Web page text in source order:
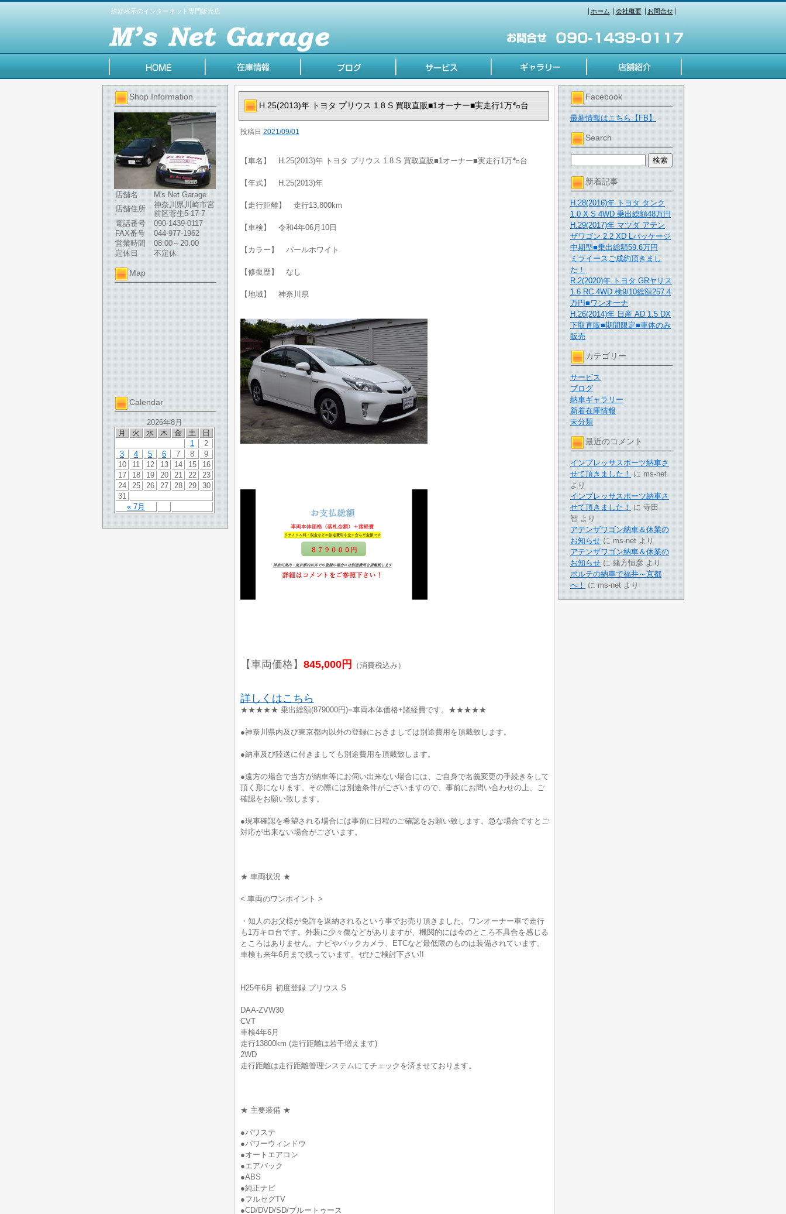
総額表示のインターネット専門販売店 ホーム 会社概要 お問合せ
Shop Information
店舗名
M's Net Garage
店舗住所
神奈川県川崎市宮
前区菅生5-17-7
電話番号
090-1439-0117
FAX番号
044-977-1962
営業時間
08:00～20:00
定休日
不定休
Map
Calendar
2026年8月
月
火 水 木 金 土 日
« 7月
1
2
3
4 5 6 7 8
9
10
11 12 13 14 15
16
17
18 19 20 21 22
23
24
25 26 27 28 29
30
31
Facebook
最新情報はこちら【FB】
Search
新着記事
H.28(2016)年 トヨタ タンク
1.0 X S 4WD 乗出総額48万円
H.29(2017)年 マツダ アテン
ザワゴン 2.2 XD Lパッケージ
中期型■乗出総額59.6万円
ミライースご成約頂きまし
た！
R.2(2020)年 トヨタ GRヤリス
1.6 RC 4WD 検9/10総額257.4
万円■ワンオーナ
H.26(2014)年 日産 AD 1.5 DX
下取直販■期間限定■車体のみ
販売
カテゴリー
サービス
ブログ
納車ギャラリー
新着在庫情報
未分類
最近のコメント
インプレッサスポーツ納車さ
せて頂きました！
に ms-net
より
インプレッサスポーツ納車さ
せて頂きました！
に 寺田
智 より
アテンザワゴン納車＆休業の
お知らせ に ms-net より
アテンザワゴン納車＆休業の
お知らせ に 緒方恒彦 より
ポルテの納車で福井～京都
へ！
に ms-net より
H.25(2013)年 トヨタ プリウス 1.8 S 買取直販■1オーナー■実走行1万㌔台
投稿日 2021/09/01
【車名】 H.25(2013)年 トヨタ プリウス 1.8 S 買取直販■1オーナー■実走行1万㌔台
【年式】 H.25(2013)年
【走行距離】 走行13,800km
【車検】 令和4年06月10日
【カラー】 パールホワイト
【修復歴】 なし
【地域】 神奈川県
【車両価格】 845,000円 （消費税込み）
詳しくはこちら
★★★★★ 乗出総額(879000円)=車両本体価格+諸経費です。★★★★★
●神奈川県内及び東京都内以外の登録におきましては別途費用を頂戴致します。
●納車及び陸送に付きましても別途費用を頂戴致します。
●遠方の場合で当方が納車等にお伺い出来ない場合には、ご自身で名義変更の手続きをして
頂く形になります。その際には別途条件がございますので、事前にお問い合わせの上、ご
確認をお願い致します。
●現車確認を希望される場合には事前に日程のご確認をお願い致します。急な場合ですとご
対応が出来ない場合がございます。
★ 車両状況 ★
< 車両のワンポイント >
・知人のお父様が免許を返納されるという事でお売り頂きました。ワンオーナー車で走行
も1万キロ台です。外装に少々傷などがありますが、機関的には今のところ不具合を感じる
ところはありません。ナビやバックカメラ、ETCなど最低限のものは装備されています。
車検も来年6月まで残っています。ぜひご検討下さい!!
H25年6月 初度登録 プリウス S
DAA-ZVW30
CVT
車検4年6月
走行13800km (走行距離は若干増えます)
2WD
走行距離は走行距離管理システムにてチェックを済ませております。
★ 主要装備 ★
●パワステ
●パワーウィンドウ
●オートエアコン
●エアバック
●ABS
●純正ナビ
●フルセグTV
●CD/DVD/SD/ブルートゥース